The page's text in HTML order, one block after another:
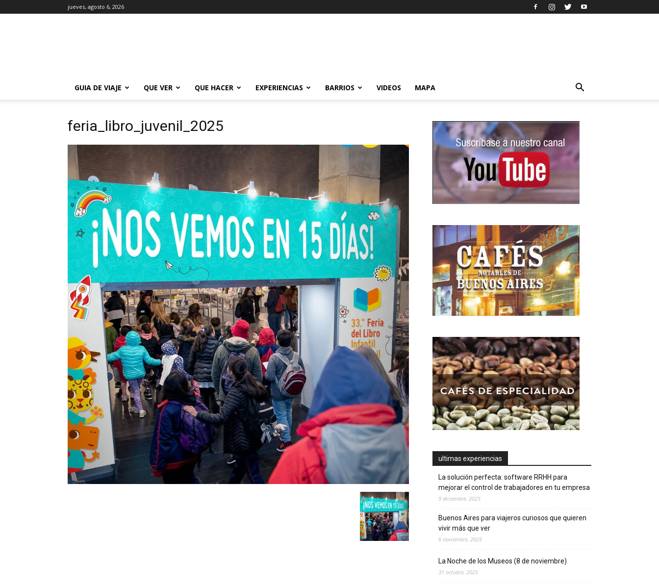
jueves, agosto 6, 2026
GUIA DE VIAJE
QUE VER QUE HACER EXPERIENCIAS BARRIOS VIDEOS MAPA
feria_libro_juvenil_2025
ultimas experiencias
La solución perfecta: software RRHH para
mejorar el control de trabajadores en tu empresa
9 diciembre, 2025
Buenos Aires para viajeros curiosos que quieren
vivir más que ver
6 noviembre, 2025
La Noche de los Museos (8 de noviembre)
31 octubre, 2025